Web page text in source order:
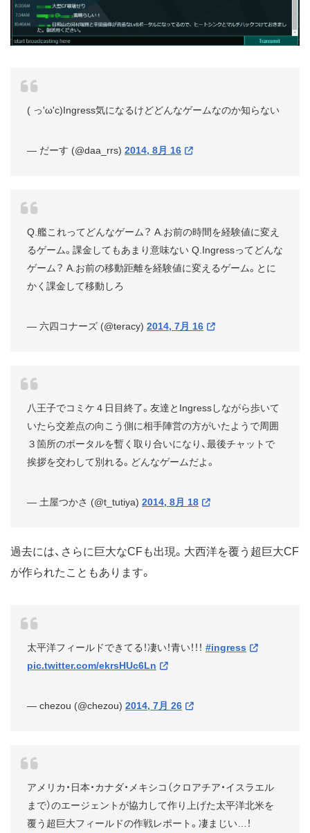
( っ'ω'c)Ingress気になるけどどんなゲームなのか知らない
— だーす (@daa_rrs) 2014, 8月 16
Q.艦これってどんなゲーム？ A.お前の時間を経験値に変え
るゲーム。課金してもあまり意味ない Q.Ingressってどんな
ゲーム？ A.お前の移動距離を経験値に変えるゲーム。とに
かく課金して移動しろ
— 六四コナーズ (@teracy) 2014, 7月 16
八王子でコミケ４日目終了。友達とIngressしながら歩いて
いたら交差点の向こう側に相手陣営の方がいたようで周囲
３箇所のポータルを暫く取り合いになり、最後チャットで
挨拶を交わして別れる。どんなゲームだよ。
— 土屋つかさ (@t_tutiya) 2014, 8月 18
過去には、さらに巨大なCFも出現。大西洋を覆う超巨大CF
が作られたこともあります。
太平洋フィールドできてる！凄い！青い！！！ #ingress
pic.twitter.com/ekrsHUc6Ln
— chezou (@chezou) 2014, 7月 26
アメリカ・日本・カナダ・メキシコ（クロアチア・イスラエル
まで）のエージェントが協力して作り上げた太平洋北米を
覆う超巨大フィールドの作戦レポート。凄まじい…！